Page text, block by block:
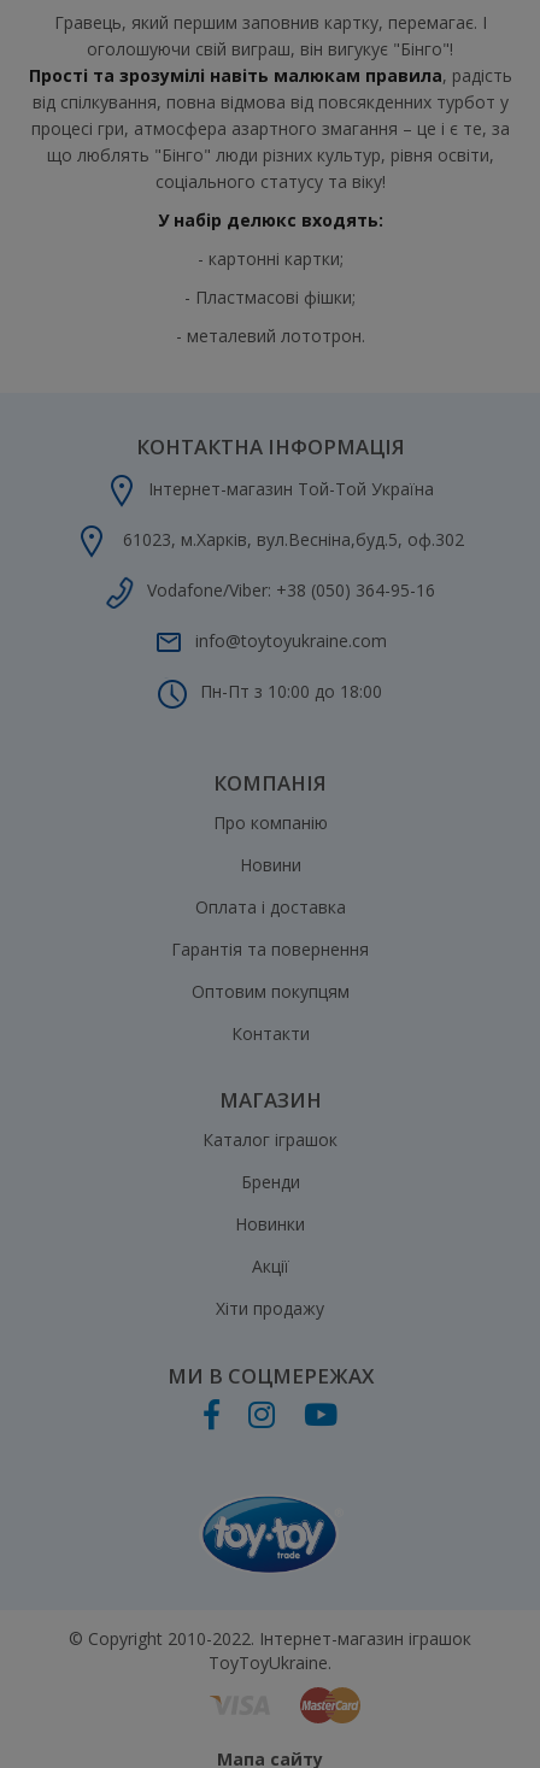
Гравець, який першим заповнив картку, перемагає. І
оголошуючи свій виграш, він вигукує "Бінго"!
Прості та зрозумілі навіть малюкам правила, радість
від спілкування, повна відмова від повсякденних турбот у
процесі гри, атмосфера азартного змагання – це і є те, за
що люблять "Бінго" люди різних культур, рівня освіти,
соціального статусу та віку!
У набір делюкс входять:
- картонні картки;
- Пластмасові фішки;
- металевий лототрон.
КОНТАКТНА ІНФОРМАЦІЯ
Інтернет-магазин Той-Той Україна
61023, м.Харків, вул.Весніна,буд.5, оф.302
Vodafone/Viber: +38 (050) 364-95-16
info@toytoyukraine.com
Пн-Пт з 10:00 до 18:00
КОМПАНІЯ
Про компанію
Новини
Оплата і доставка
Гарантія та повернення
Оптовим покупцям
Контакти
МАГАЗИН
Каталог іграшок
Бренди
Новинки
Акції
Хіти продажу
МИ В СОЦМЕРЕЖАХ
© Copyright 2010-2022. Інтернет-магазин іграшок
ToyToyUkraine.
Мапа сайту